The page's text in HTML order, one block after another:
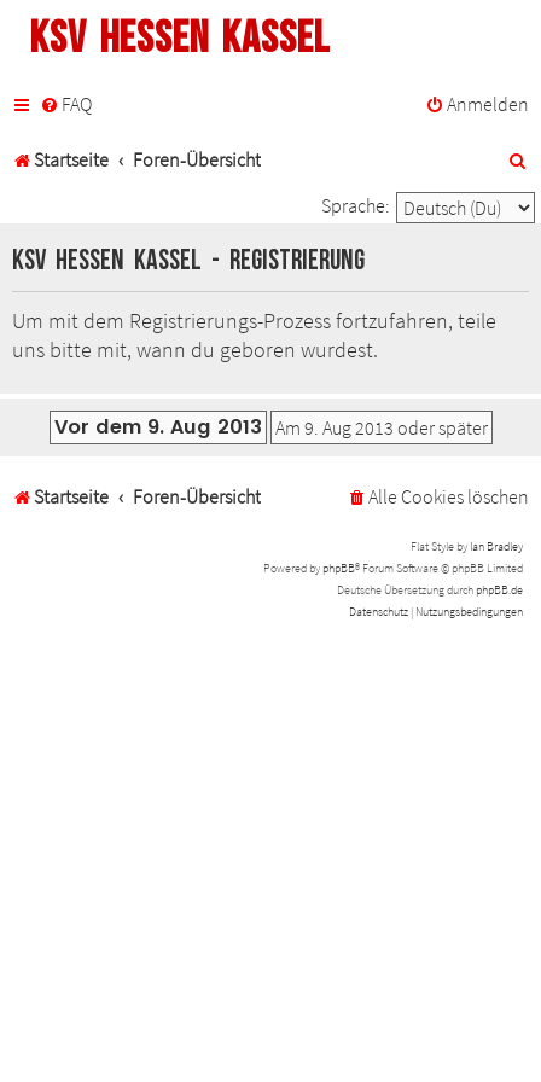
KSV Hessen Kassel
FAQ Anmelden
Startseite Foren-Übersicht
u
h
Sprache:
KSV Hessen Kassel - Registrierung
Um mit dem Registrierungs-Prozess fortzufahren, teile
uns bitte mit, wann du geboren wurdest.
Startseite Foren-Übersicht Alle Cookies löschen
Flat Style by Ian Bradley
Powered by phpBB® Forum Software © phpBB Limited
Deutsche Übersetzung durch phpBB.de
Datenschutz | Nutzungsbedingungen